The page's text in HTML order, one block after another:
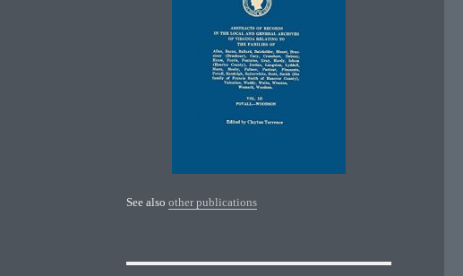
See also other publications